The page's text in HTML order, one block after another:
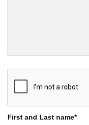
First and Last name*